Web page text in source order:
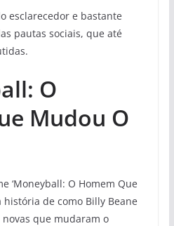
esclarecedor e bastante
pautas sociais, que até
O
Mudou O
‘Moneyball: O Homem Que
história de como Billy Beane
que mudaram o